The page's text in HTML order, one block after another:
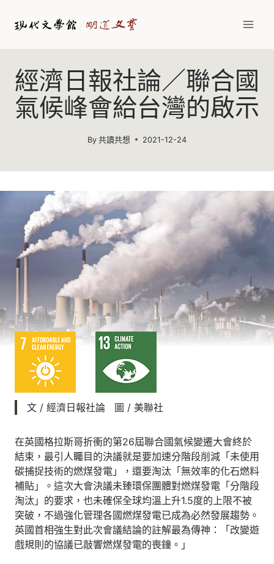
經濟日報社論／聯合國
氣候峰會給台灣的啟示
By 共讀共想 2021-12-24
文 / 經濟日報社論 圖 / 美聯社
在英國格拉斯哥折衝的第26屆聯合國氣候變遷大會終於
結束，最引人矚目的決議就是要加速分階段削減「未使用
碳捕捉技術的燃煤發電」，還要淘汰「無效率的化石燃料
補貼」。這次大會決議未臻環保團體對燃煤發電「分階段
淘汰」的要求，也未確保全球均溫上升1.5度的上限不被
突破，不過強化管理各國燃煤發電已成為必然發展趨勢。
英國首相強生對此次會議結論的註解最為傳神：「改變遊
戲規則的協議已敲響燃煤發電的喪鐘。」